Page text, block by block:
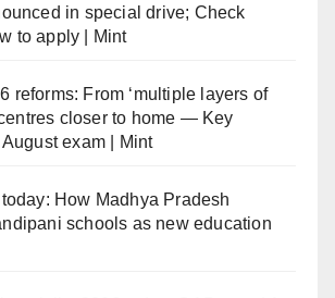
in special drive; Check
to apply | Mint
reforms: From ‘multiple layers of
closer to home — Key
exam | Mint
How Madhya Pradesh
schools as new education